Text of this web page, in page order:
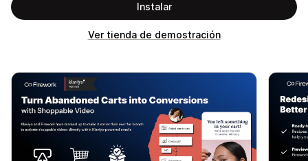
Instalar
Ver tienda de demostración